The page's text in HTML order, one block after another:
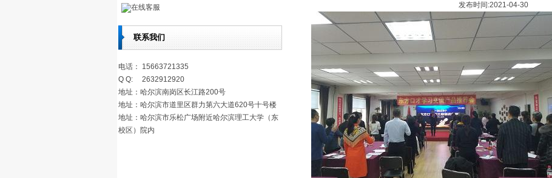
在线客服
联系我们
电话： 15663721335
Q Q: 2632912920
地址：哈尔滨南岗区长江路200号
地址：哈尔滨市道里区群力第六大道620号十号楼
地址：哈尔滨市乐松广场附近哈尔滨理工大学（东
校区）院内
发布时间:2021-04-30